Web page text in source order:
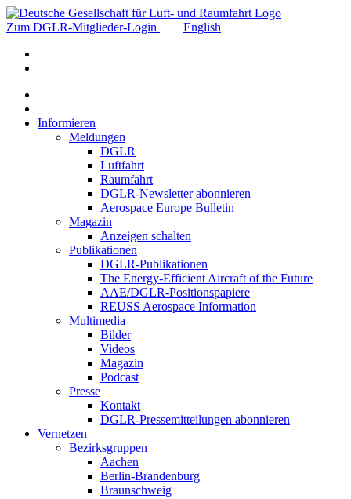
Zum DGLR-Mitglieder-Login English
Informieren
Meldungen
DGLR
Luftfahrt
Raumfahrt
DGLR-Newsletter abonnieren
Aerospace Europe Bulletin
Magazin
Anzeigen schalten
Publikationen
DGLR-Publikationen
The Energy-Efficient Aircraft of the Future
AAE/DGLR-Positionspapiere
REUSS Aerospace Information
Multimedia
Bilder
Videos
Magazin
Podcast
Presse
Kontakt
DGLR-Pressemitteilungen abonnieren
Vernetzen
Bezirksgruppen
Aachen
Berlin-Brandenburg
Braunschweig